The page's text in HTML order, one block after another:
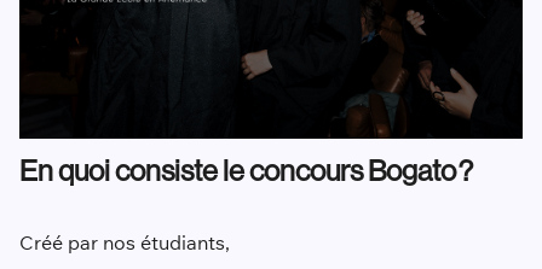
En quoi consiste le concours Bogato?
Créé par nos étudiants,